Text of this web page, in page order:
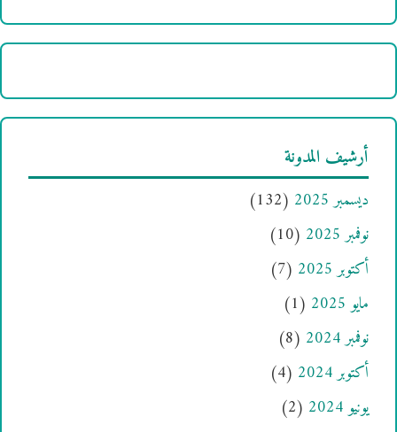
أرشيف المدونة
ديسمبر 2025
(132)
نوفمبر 2025
(10)
أكتوبر 2025
(7)
مايو 2025
(1)
نوفمبر 2024
(8)
أكتوبر 2024
(4)
يونيو 2024
(2)